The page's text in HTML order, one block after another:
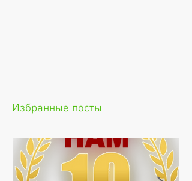
Избранные посты